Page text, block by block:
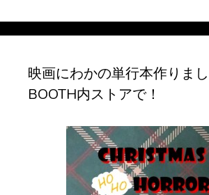
映画にわかの単行本作りま
BOOTH内ストアで！